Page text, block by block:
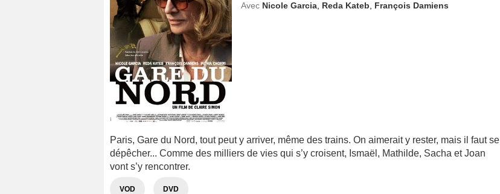
Avec Nicole Garcia, Reda Kateb François Damiens
Paris, Gare du Nord, tout peut y arriver, même des trains. On aimerait y rester, mais il faut se
dépêcher... Comme des milliers de vies qui s’y croisent, Ismaël, Mathilde, Sacha et Joan
vont s’y rencontrer.
VOD DVD